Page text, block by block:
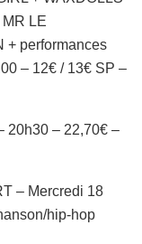
LE
+ performances
– 12€ / 13€ SP –
20h30 – 22,70€ –
– Mercredi 18
hip-hop